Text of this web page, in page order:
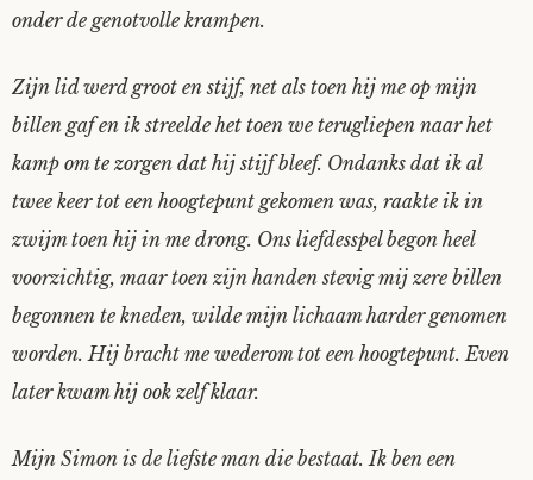
onder de genotvolle krampen.
Zijn lid werd groot en stijf, net als toen hij me op mijn
billen gaf en ik streelde het toen we terugliepen naar het
kamp om te zorgen dat hij stijf bleef. Ondanks dat ik al
twee keer tot een hoogtepunt gekomen was, raakte ik in
zwijm toen hij in me drong. Ons liefdesspel begon heel
voorzichtig, maar toen zijn handen stevig mij zere billen
begonnen te kneden, wilde mijn lichaam harder genomen
worden. Hij bracht me wederom tot een hoogtepunt. Even
later kwam hij ook zelf klaar.
Mijn Simon is de liefste man die bestaat. Ik ben een